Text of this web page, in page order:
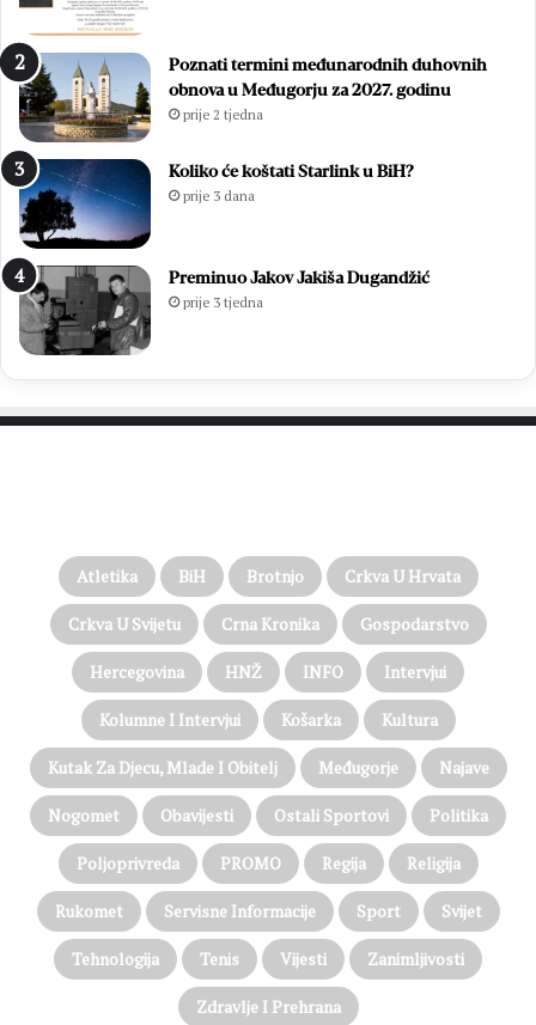
Poznati termini međunarodnih duhovnih
obnova u Međugorju za 2027. godinu
prije 2 tjedna
Koliko će koštati Starlink u BiH?
prije 3 dana
Preminuo Jakov Jakiša Dugandžić
prije 3 tjedna
Atletika BiH Brotnjo Crkva U Hrvata
Crkva U Svijetu Crna Kronika Gospodarstvo
Hercegovina HNŽ INFO Intervjui
Kolumne I Intervjui Košarka Kultura
Kutak Za Djecu, Mlade I Obitelj Međugorje Najave
Nogomet Obavijesti Ostali Sportovi Politika
Poljoprivreda PROMO Regija Religija
Rukomet Servisne Informacije Sport Svijet
Tehnologija Tenis Vijesti Zanimljivosti
Zdravlje I Prehrana